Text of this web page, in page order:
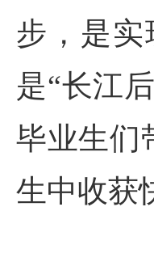
步，是
是“长江
毕业生们
生中收获